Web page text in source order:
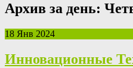
Архив за день:
18 Янв 2024
Инновационные